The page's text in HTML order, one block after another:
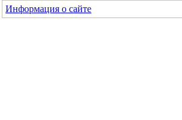
Информация о сайте